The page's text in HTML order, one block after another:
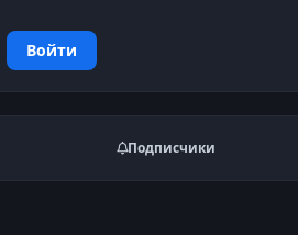
Войти
Подписчики